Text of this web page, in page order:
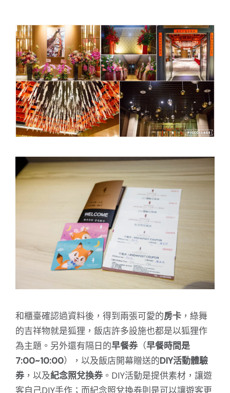
和櫃臺確認過資料後，得到兩張可愛的房卡 ，綠舞
的吉祥物就是狐狸，飯店許多設施也都是以狐狸作
為主題。另外還有隔日的早餐券（早餐時間是
7:00~10:00），以及飯店開幕贈送的DIY活動體驗
券，以及紀念照兌換券。DIY活動是提供素材，讓遊
客自己DIY手作；而紀念照兌換券則是可以讓遊客更